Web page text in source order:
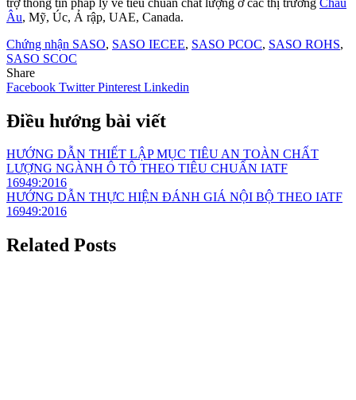
Âu, Mỹ, Úc, Ả rập, UAE, Canada.
Chứng nhận SASO, SASO IECEE, SASO PCOC, SASO ROHS,
SASO SCOC
Share
Facebook TwitterPinterest Linkedin
Điều hướng bài viết
HƯỚNG DẪN THIẾT LẬP MỤC TIÊU AN TOÀN CHẤT
LƯỢNG NGÀNH Ô TÔ THEO TIÊU CHUẨN IATF
16949:2016
HƯỚNG DẪN THỰC HIỆN ĐÁNH GIÁ NỘI BỘ THEO IATF
16949:2016
Related Posts